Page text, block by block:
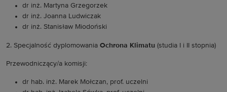
dr inż. Martyna Grzegorzek
dr inż. Joanna Ludwiczak
dr inż. Stanisław Miodoński
2. Specjalność dyplomowania Ochrona Klimatu (studia I i II stopnia)
Przewodniczący/a komisji:
dr hab. inż. Marek Mołczan, prof. uczelni